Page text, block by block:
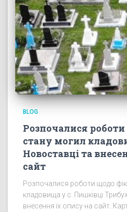
BLOG
Розпочалися роботи
стану могил
Новоставці та
сайт
Розпочалися роботи щодо
кладовища у с. Пишківці
внесення їх опису на сайт.